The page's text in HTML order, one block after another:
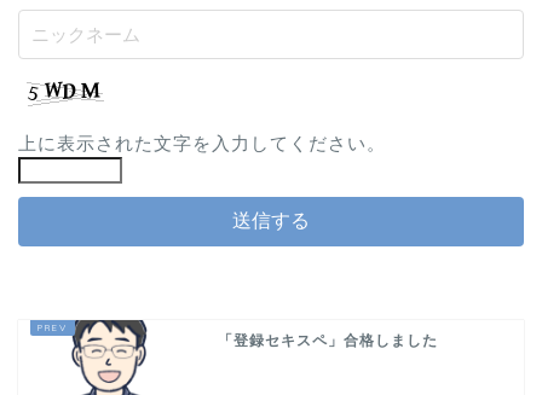
上に表示された文字を入力してください。
「登録セキスペ」合格しました